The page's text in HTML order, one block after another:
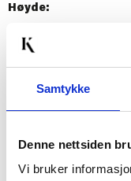
Samtykke
Denne nettsiden
Vi bruker
Høyde:
Last ned bilde